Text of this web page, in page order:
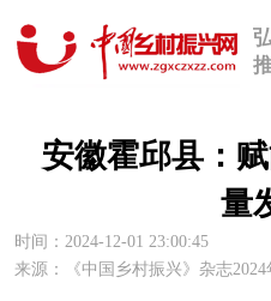
安徽霍邱县：
量
时间：2024-12-01 23:00:45
来源：《中国乡村振兴》杂志2024